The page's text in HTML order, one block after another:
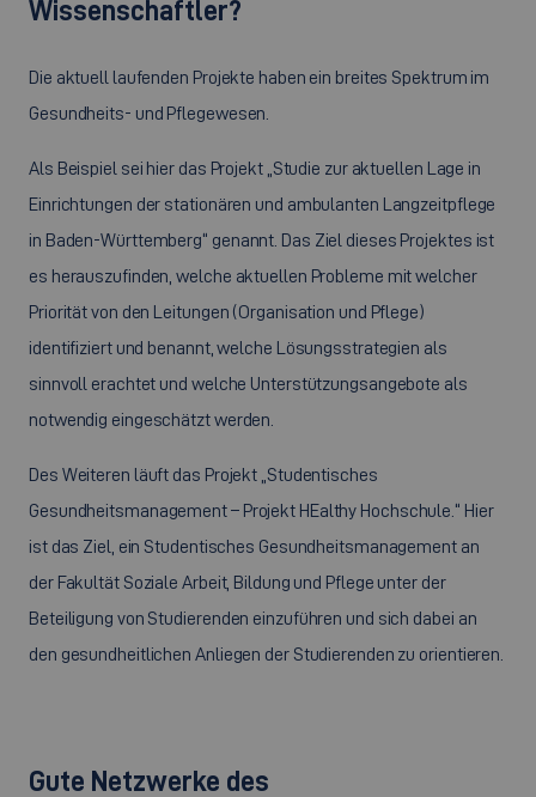
Wissenschaftler?
Die aktuell laufenden Projekte haben ein breites Spektrum im
Gesundheits- und Pflegewesen.
Als Beispiel sei hier das Projekt „Studie zur aktuellen Lage in
Einrichtungen der stationären und ambulanten Langzeitpflege
in Baden-Württemberg“ genannt. Das Ziel dieses Projektes ist
es herauszufinden, welche aktuellen Probleme mit welcher
Priorität von den Leitungen (Organisation und Pflege)
identifiziert und benannt, welche Lösungsstrategien als
sinnvoll erachtet und welche Unterstützungsangebote als
notwendig eingeschätzt werden.
Des Weiteren läuft das Projekt „Studentisches
Gesundheitsmanagement – Projekt HEalthy Hochschule.“ Hier
ist das Ziel, ein Studentisches Gesundheitsmanagement an
der Fakultät Soziale Arbeit, Bildung und Pflege unter der
Beteiligung von Studierenden einzuführen und sich dabei an
den gesundheitlichen Anliegen der Studierenden zu orientieren.
Gute Netzwerke des